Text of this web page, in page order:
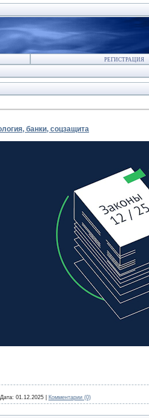
РЕГИСТРАЦИЯ
банки, соцзащита
Дата: 01.12.2025 Комментарии (0)